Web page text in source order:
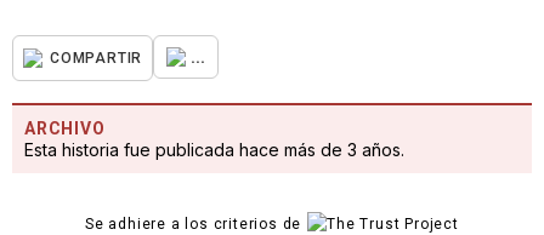
COMPARTIR ...
ARCHIVO
Esta historia fue publicada hace más de 3 años.
Se adhiere a los criterios de